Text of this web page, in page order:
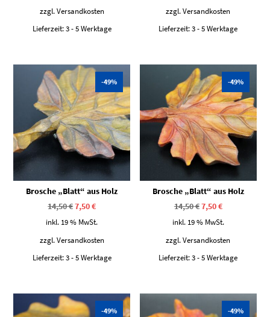
zzgl. Versandkosten
Lieferzeit: 3 - 5 Werktage
zzgl.Versandkosten
Lieferzeit:3 - 5 Werktage
-49%
Brosche „Blatt“ aus Holz
14,50€Ursprünglicher
Preis
war:
7,50€Aktueller
ist:
inkl. 19 % MwSt.
zzgl. Versandkosten
Lieferzeit: 3 - 5 Werktage
-49%
Brosche „Blatt“ aus Holz
14,50€Ursprünglicher
Preis
war:
7,50€Aktueller
ist:
inkl. 19 % MwSt.
zzgl.Versandkosten
Lieferzeit:3 - 5 Werktage
-49% -49%